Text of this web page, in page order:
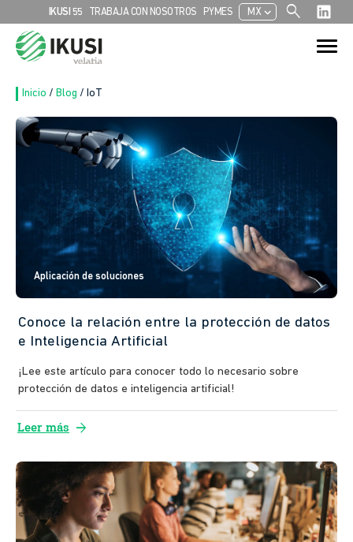
IKUSI 55 TRABAJA CON NOSOTROS PYMES MXchevron_left search
Search
for:
Search Button
Inicio / Blog / IoT
Aplicación de soluciones
Conoce la relación entre la protección de datos
e Inteligencia Artificial
¡Lee este artículo para conocer todo lo necesario sobre
protección de datos e inteligencia artificial!
Leer más arrow_forward